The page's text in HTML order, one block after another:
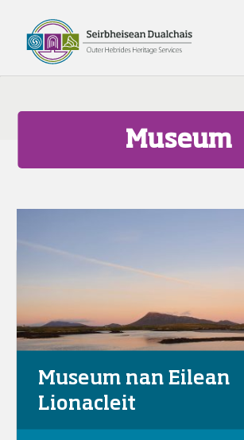
Museum
Museum nan Eilean
Lionacleit